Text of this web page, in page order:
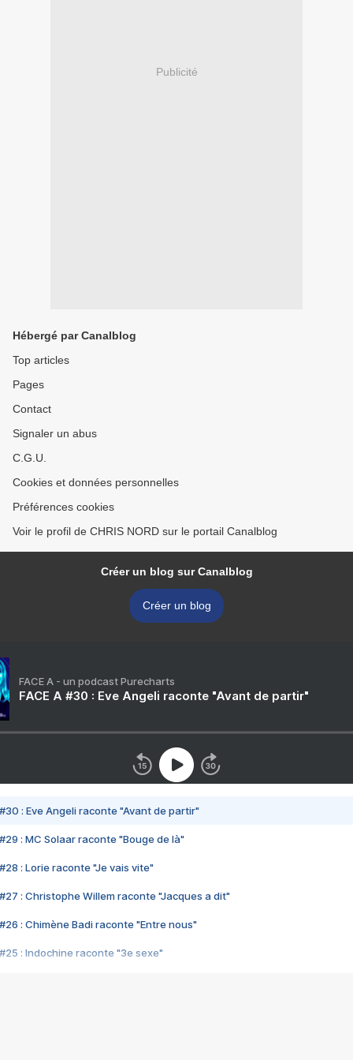
Publicité
Hébergé par Canalblog
Top articles
Pages
Contact
Signaler un abus
C.G.U.
Cookies et données personnelles
Préférences cookies
Voir le profil de CHRIS NORD sur le portail Canalblog
Créer un blog sur Canalblog
Créer un blog
FACE A - un podcast Purecharts
FACE A #30 : Eve Angeli raconte "Avant de partir"
#30 : Eve Angeli raconte "Avant de partir"
#29 : MC Solaar raconte "Bouge de là"
#28 : Lorie raconte "Je vais vite"
#27 : Christophe Willem raconte "Jacques a dit"
#26 : Chimène Badi raconte "Entre nous"
#25 : Indochine raconte "3e sexe"